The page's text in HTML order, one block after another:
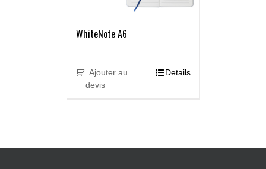
WhiteNote A6
Ajouter au
devis
Details